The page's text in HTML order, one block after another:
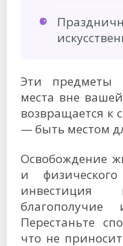
Эти предметы
места вне
возвращается к
— быть местом
Освобождение
и
благополучие
Перестаньте
что не